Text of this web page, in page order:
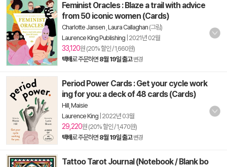
Feminist Oracles : Blaze a trail with advice
from 50 iconic women (Cards)
Charlotte Jansen Laura Callaghan (그림)
Laurence King Publishing 2021년 02월
33,120원 (20% 할인 / 1,660원)
택배로 주문하면 8월 19일 출고 변경
Period Power Cards : Get your cycle work
ing for you: a deck of 48 cards (Cards)
Hill, Maisie
Laurence King 2022년 03월
29,220원 (20% 할인 / 1,470원)
택배로 주문하면 8월 19일 출고 변경
Tattoo Tarot Journal (Notebook / Blank bo